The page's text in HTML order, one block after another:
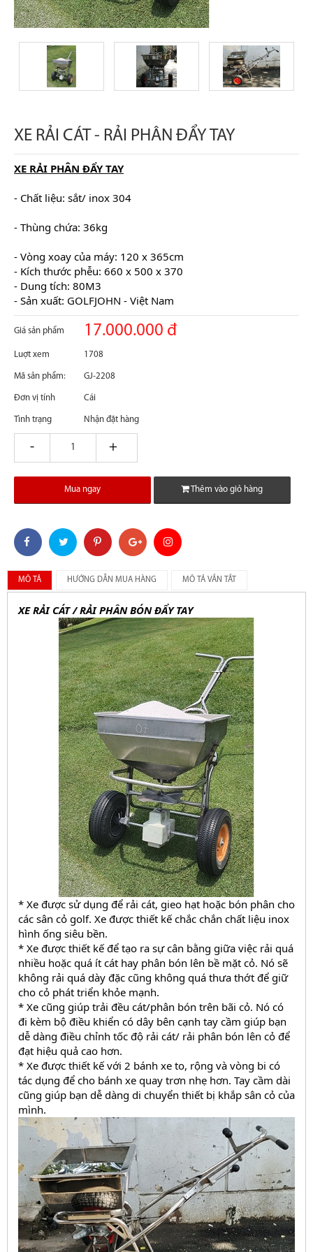
XE RẢI CÁT - RẢI PHÂN ĐẨY TAY
XE RẢI PHÂN ĐẨY TAY
- Chất liệu: sắt/ inox 304
- Thùng chứa: 36kg
- Vòng xoay của máy: 120 x 365cm
- Kích thước phễu: 660 x 500 x 370
- Dung tích: 80M3
- Sản xuất: GOLFJOHN - Việt Nam
Giá sản phẩm 17.000.000 đ
Luợt xem 1708
Mã sản phẩm: GJ-2208
Đơn vị tính Cái
Tình trạng Nhận đặt hàng
giam tang
Mua ngay Thêm vào giỏ hàng
MÔ TẢ HƯỚNG DẪN MUA HÀNG MÔ TẢ VẮN TẮT
XE RẢI CÁT / RẢI PHÂN BÓN ĐẨY TAY
* Xe được sử dụng để rải cát, gieo hạt hoặc bón phân cho
các sân cỏ golf. Xe được thiết kế chắc chắn chất liệu inox
hình ống siêu bền.
* Xe được thiết kế để tạo ra sự cân bằng giữa việc rải quá
nhiều hoặc quá ít cát hay phân bón lên bề mặt cỏ. Nó sẽ
không rải quá dày đặc cũng không quá thưa thớt để giữ
cho cỏ phát triển khỏe mạnh.
* Xe cũng giúp trải đều cát/phân bón trên bãi cỏ. Nó có
đi kèm bộ điều khiển có dây bên cạnh tay cầm giúp bạn
dễ dàng điều chỉnh tốc độ rải cát/ rải phân bón lên cỏ để
đạt hiệu quả cao hơn.
* Xe được thiết kế với 2 bánh xe to, rộng và vòng bi có
tác dụng để cho bánh xe quay trơn nhẹ hơn. Tay cầm dài
cũng giúp bạn dễ dàng di chuyển thiết bị khắp sân cỏ của
mình.